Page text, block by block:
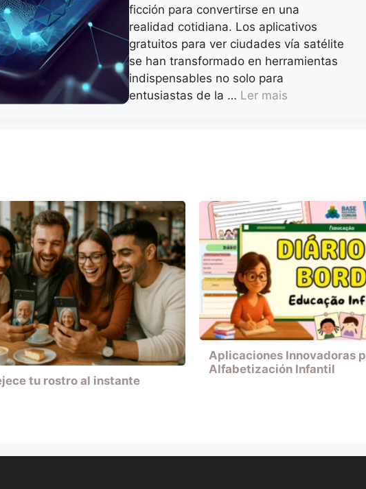
ficción para convertirse en una
realidad cotidiana. Los aplicativos
gratuitos para ver ciudades vía satélite
se han transformado en herramientas
indispensables no solo para
entusiastas de la … Ler mais
tu rostro al instante
Aplicaciones Innovadoras
Alfabetización Infantil